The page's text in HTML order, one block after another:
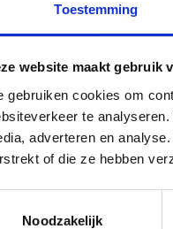
Toestemming
website maakt gebruik
gebruiken cookies om
te
adverteren en
of die ze hebben
Noodzakelijk